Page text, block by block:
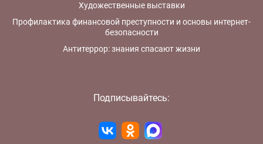
Художественные выставки
Профилактика финансовой преступности и основы интернет-
безопасности
Антитеррор: знания спасают жизни
Подписывайтесь: